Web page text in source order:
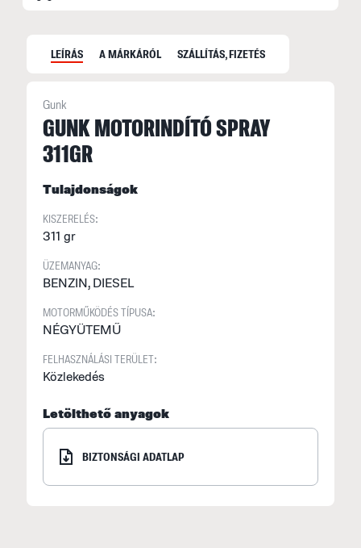
LEÍRÁS A MÁRKÁRÓL SZÁLLÍTÁS, FIZETÉS
Gunk
GUNK MOTORINDÍTÓ SPRAY
311GR
Tulajdonságok
KISZERELÉS:
311 gr
ÜZEMANYAG:
BENZIN, DIESEL
MOTORMŰKÖDÉS TÍPUSA:
NÉGYÜTEMŰ
FELHASZNÁLÁSI TERÜLET:
Közlekedés
Letölthető anyagok
BIZTONSÁGI ADATLAP